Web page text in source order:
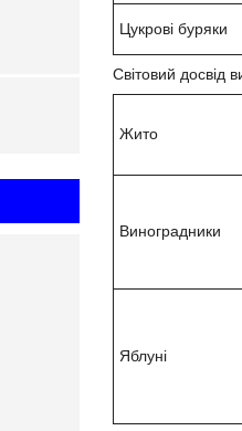
Цукрові буряки
Світовий досвід
Жито
Виноградники
Яблуні